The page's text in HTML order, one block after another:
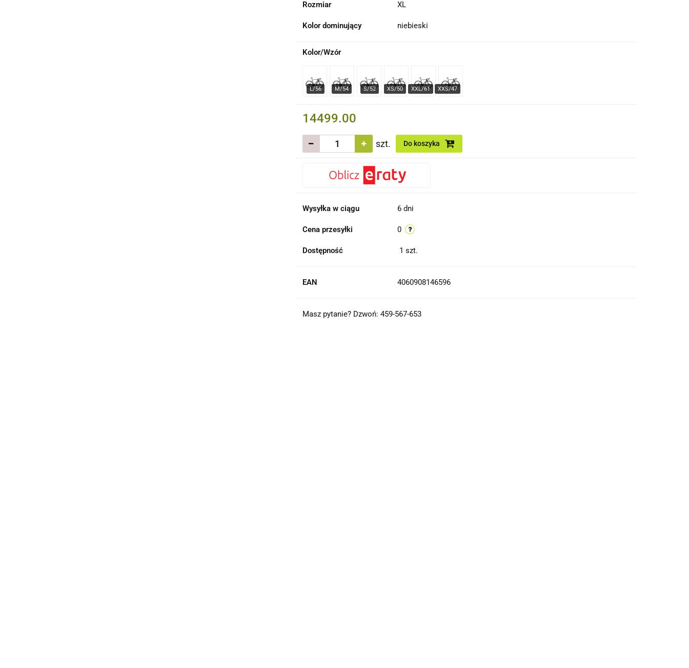
Rozmiar XL
Kolor dominujący niebieski
Kolor/Wzór
14499.00
szt. Do koszyka
Wysyłka w ciągu 6 dni
Cena przesyłki 0
Dostępność 1 szt.
EAN 4060908146596
Masz pytanie? Dzwoń: 459-567-653